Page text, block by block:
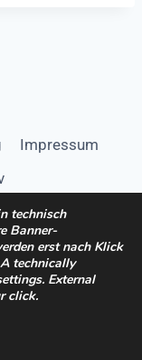
Impressum
technisch
Banner-
erst nach Klick
technically
External
click.